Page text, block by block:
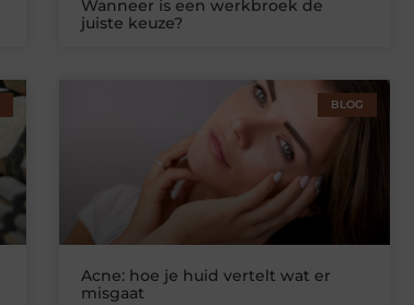
Wanneer is een werkbroek de
juiste keuze?
BLOG
Acne: hoe je huid vertelt wat er
misgaat